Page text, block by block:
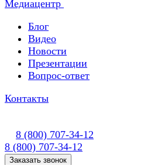
Медиацентр
Блог
Видео
Новости
Презентации
Вопрос-ответ
Контакты
8 (800) 707-34-12
8 (800) 707-34-12
Заказать звонок